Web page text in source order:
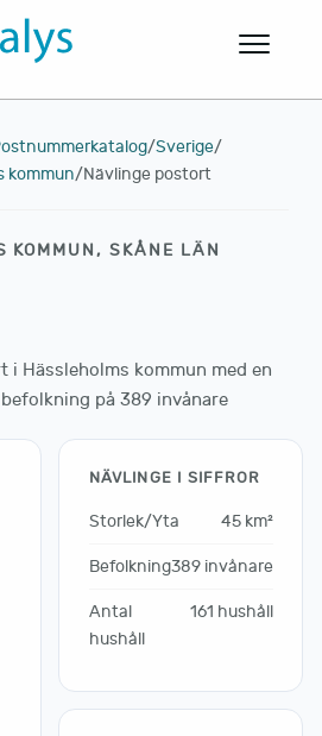
/Sverige/
kommun/Nävlinge postort
KOMMUN, SKÅNE LÄN
i Hässleholms kommun med en
på 389 invånare
NÄVLINGE I SIFFROR
Storlek/Yta 45 km²
Befolkning389 invånare
Antal
hushåll
161 hushåll